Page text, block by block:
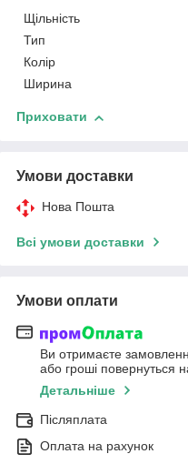
Щільність
Тип
Колір
Ширина
Приховати
Умови доставки
Нова Пошта
Всі умови доставки
Умови оплати
Ви отримаєте
або гроші повернуться
Детальніше
Післяплата
Оплата на рахунок